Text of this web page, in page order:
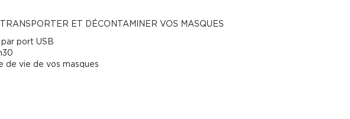
ET DÉCONTAMINER VOS MASQUES
port USB
de vie de vos masques